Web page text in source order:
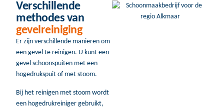
Verschillende
methodes van
gevelreiniging
Er zijn verschillende manieren om
een gevel te reinigen. U kunt een
gevel schoonspuiten met een
hogedrukspuit of met stoom.
Bij het reinigen met stoom wordt
een hogedrukreiniger gebruikt,